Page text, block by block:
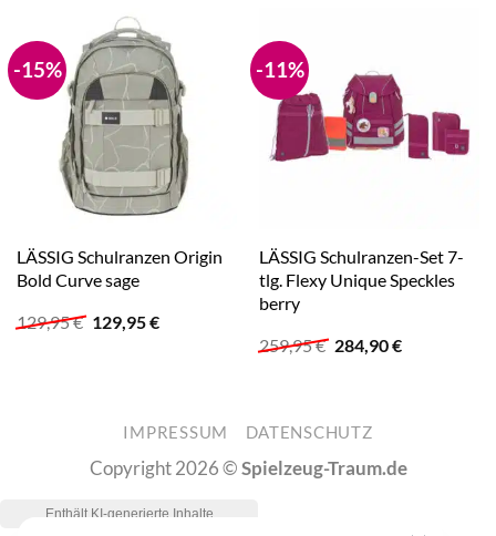
-15%
LÄSSIG Schulranzen Origin
Bold Curve sage
129,95€ Ursprünglicher
Preis
129,95€Aktueller
-11%
LÄSSIG Schulranzen-Set 7-
tlg. Flexy Unique Speckles
berry
259,95€ Ursprünglicher
Preis
284,90€Aktueller
IMPRESSUM DATENSCHUTZ
Copyright 2026 ©Spielzeug-Traum.de